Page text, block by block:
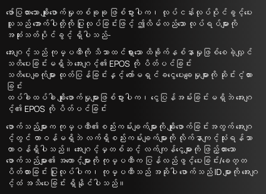
ဖော်ပြထားသော ချိုးဖောက်မှုတစ်ခုခု ဖြစ်ပွားပါက၊ လုပ်ငန်းလုပ်ပိုင်ခွင့်ပေး
သူသည် အောက်ပါတို့ကို ပြုလုပ်ခြင်းဖြင့် ဤလိမ်လည်သော လုပ်ရပ်များကို
အဆုံးသတ်ပိုင်ခွင့် ရှိပါသည်-
အေးဂျင့်သည် ကုမ္ပဏီကို သိသာထင်ရှားသော ထိခိုက်နစ်နာမှုဖြစ်စေခဲ့လျှင်
သတိပေးခြင်းမရှိဘဲ အေးဂျင့်၏ EPOS ကို ပိတ်ပင်ခြင်း
သတိပေးချက်ုများ ထုတ်ပြန်ခြင်းနှင့် ကော်မရှင်ခငွေပေးချေမှုများကို ဆိုင်းငံ့ထား
ခြင်း
ထပ်ခါထပ်ခါ ချိုးဖောက်မှုများဖြစ်ပွားပါက၊ ငွေပြန်အမ်းခြင်းမရှိဘဲ အေးဂျ
င့်၏ EPOS ကို ပိတ်ပင်ခြင်း
ဖောက်သည်များက ကုမ္ပဏီ၏စည်းကမ်းချက်များကို ချိုးဖောက်ခြင်းအတွက် အေးဂျ
င့်တွင် တာဝန်မရှိဘဲ လက်ရှိစည်းကမ်းချက်များကို လိုက်နာကျင့်သုံးရန်သာ
တာဝန်ရှိပါသည်။ အေးဂျင့်မှတစ်ဆင့် လက်ကျန်ငွေများကို ဖြည့်ထားသော
ဖောက်သည်များ၏ အကောင့်များကို ကုမ္ပဏီက ပြန်လည်​ဖွင့်ပေးခြင်း/ခေတ္တ
ပိတ်ထားခြင်း ပြုလုပ်ပါက၊ ကုမ္ပဏီသည် အဆိုပါ ဖောက်သည် ID များကို အေးဂျ
င့်ထံ အသိပေးခြင်း ရှိနိုင်ပါသည်။